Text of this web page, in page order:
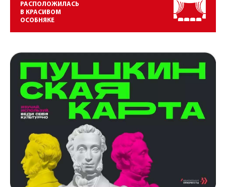
РАСПОЛОЖИЛАСЬ
В КРАСИВОМ
ОСОБНЯКЕ